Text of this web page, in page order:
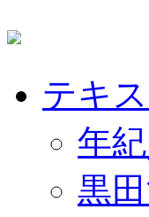
テキ
年
黒